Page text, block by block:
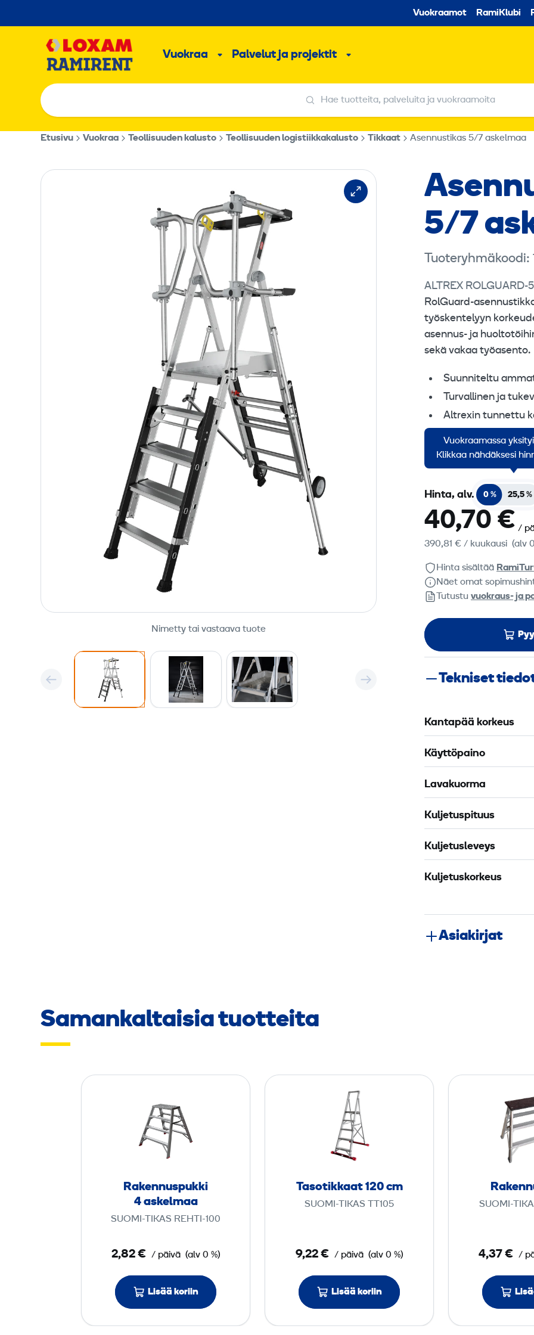
sisältöön
Vuokraamot RamiKlubi
Vuokraa Alavalikko
Palvelut ja projektit Alavalikko
Hae tuotteita, palveluita ja vuokraamoita
Hae tuotteita, palveluita ja vuokraamoita
Etusivu Vuokraa Teollisuuden kalusto Teollisuuden logistiikkakalusto Tikkaat Asennustikas 5/7 askelmaa
Nimetty tai vastaava tuote
5/7
Tuoteryhmäkoodi:
ALTREX ROLGUARD-
RolGuard-
työskentelyyn
asennus- ja
sekä vakaa työasento.
Suunniteltu
Turvallinen ja
Altrexin tunnettu
Tarkoitettu
työskentelyturvaa
Vuokraamassa
Klikkaa nähdäksesi
Hinta, alv. 0 % 25,5 %
40,70 € /
390,81 € / kuukausi (alv
Hinta sisältää
Näet omat
Tutustu vuokraus- ja
Tekniset
Kantapää korkeus
Käyttöpaino
Lavakuorma
Kuljetuspituus
Kuljetusleveys
Kuljetuskorkeus
Asiakirjat
Samankaltaisia tuotteita
k
e
n
s
k
k
i
4
Rakennus­pukki
4 askelmaa
SUOMI-TIKAS REHTI-100
2,82 € / päivä (alv 0 %)
Lisää koriin
a
s
o
t
1
2
0
c
Tasotikkaat 120 cm
SUOMI-TIKAS TT105
9,22 € / päivä (alv 0 %)
Lisää koriin
i
SUOMI-
4,37 € /